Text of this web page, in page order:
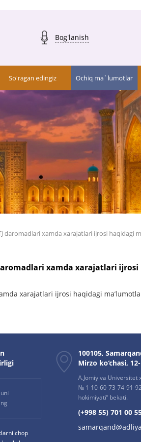
Bog'lanish
So'ragan edingiz Ochiq ma`lumotlar
daromadlari xamda xarajatlari ijrosi haqidagi
xamda xarajatlari ijrosi
xarajatlari ijrosi haqidagi
chop
100105,
Mirzo ko‘chasi,
A.Jomiy va Universitet
№ 1-10-60-73-74-91-
hokimiyati” bekati.
(+998 55) 701 00